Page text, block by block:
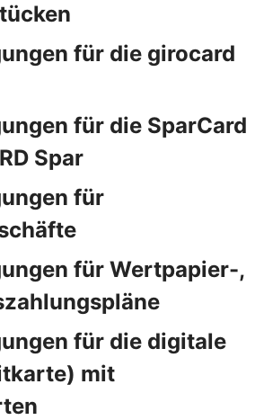
für die girocard
für die SparCard
Spar
für
für Wertpapier-,
für die digitale
mit